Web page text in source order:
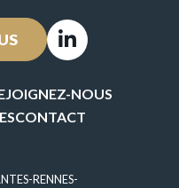
Linkedin
NOUS
CONTACT
-RENNES-